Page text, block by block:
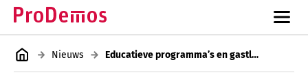
Nieuws Educatieve programma’s en gastlessen tot eind oktober vol